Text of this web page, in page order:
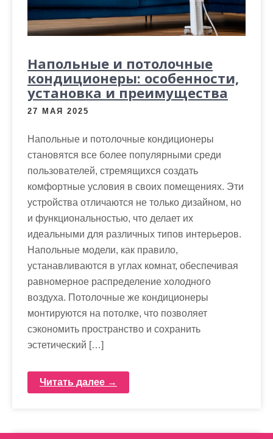
Напольные и потолочные
кондиционеры: особенности,
установка и преимущества
27 МАЯ 2025
Напольные и потолочные кондиционеры
становятся все более популярными среди
пользователей, стремящихся создать
комфортные условия в своих помещениях. Эти
устройства отличаются не только дизайном, но
и функциональностью, что делает их
идеальными для различных типов интерьеров.
Напольные модели, как правило,
устанавливаются в углах комнат, обеспечивая
равномерное распределение холодного
воздуха. Потолочные же кондиционеры
монтируются на потолке, что позволяет
сэкономить пространство и сохранить
эстетический […]
Читать далее →